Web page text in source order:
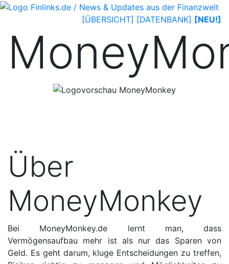
[ÜBERSICHT] [DATENBANK] [NEU!]
Über
MoneyMonkey
Bei MoneyMonkey.de lernt man, dass
Vermögensaufbau mehr ist als nur das Sparen von
Geld. Es geht darum, kluge Entscheidungen zu treffen,